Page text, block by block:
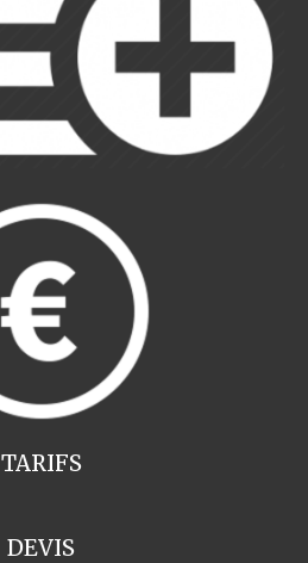
TARIFS
DEVIS